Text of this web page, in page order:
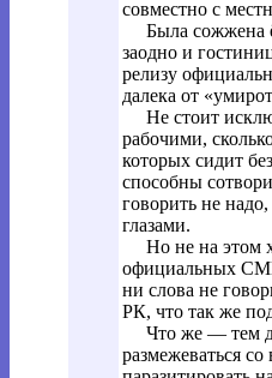
совместно с
Была сожжена
заодно и
релизу
далека от
Не стоит
рабочими,
которых сидит
способны
говорить не
глазами.
Но не на этом
официальных
ни слова не
РК, что так же
Что же — тем
размежеваться